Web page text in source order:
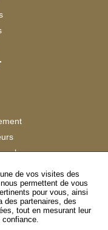
de vos visites des
permettent de vous
pour vous, ainsi
des partenaires, des
tout en mesurant leur